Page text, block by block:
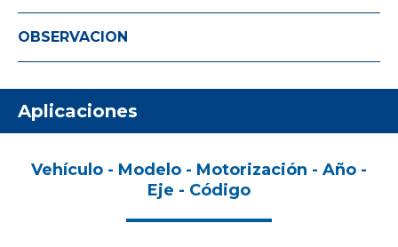
OBSERVACION
Aplicaciones
Vehículo - Modelo - Motorización - Año -
Eje - Código